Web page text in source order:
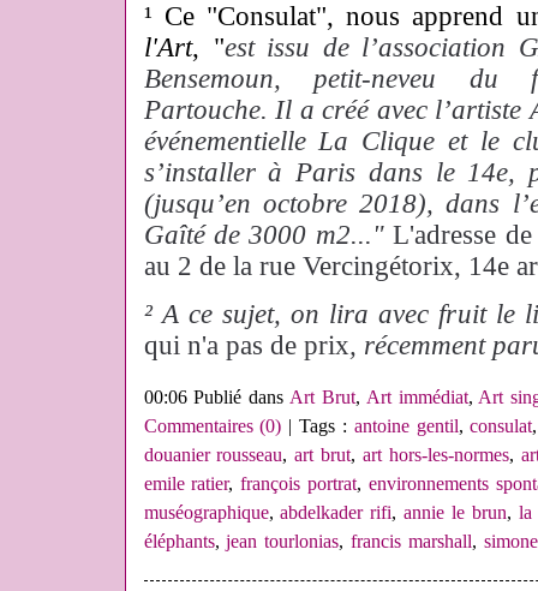
¹ Ce "Consulat", nous apprend
l'Art, "est issu de l’association
Bensemoun, petit-neveu du
Partouche. Il a créé avec l’artiste
événementielle La Clique et le
s’installer à Paris dans le 14e,
(jusqu’en octobre 2018), dans
Gaîté de 3000 m2..."L'adresse
au 2 de la rue Vercingétorix, 14e
² A ce sujet, on lira avec fruit
qui n'a pas de prix, récemment
00:06 Publié dansArt Brut, Art immédiat,Art
Commentaires (0) | Tags : antoine gentil,consulat
douanier rousseau,art brut, art hors-les-normes,
emile ratier,françois portrat, environnements
muséographique,abdelkader rifi,annie le brun, la
éléphants,jean tourlonias,francis marshall,